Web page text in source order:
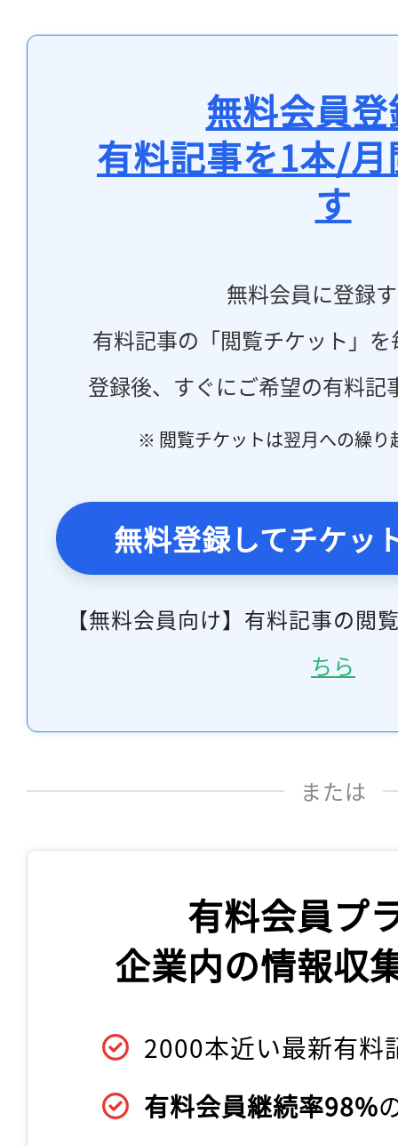
無料会員
有料記事を1本/
す
無料会員に登録
有料記事の「閲覧チケット」
登録後、すぐにご希望の有料記
※ 閲覧チケットは翌月への繰り
無料登録してチケッ
【無料会員向け】有料記事の閲
ちら
または
有料会員プ
企業内の情報収
2000本近い最新有料
有料会員継続率98%